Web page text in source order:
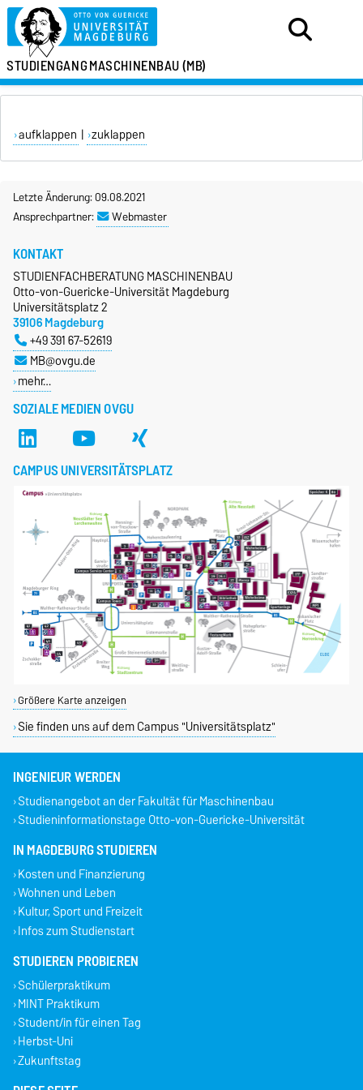
STUDIENGANGMASCHINENBAU (MB)
aufklappen | zuklappen
Letzte Änderung: 09.08.2021
Ansprechpartner:
Webmaster
SOZIALE MEDIEN OVGU
KONTAKT
STUDIENFACHBERATUNG MASCHINENBAU
Otto-von-Guericke-Universität Magdeburg
Universitätsplatz 2
39106 Magdeburg
+49 391 67-52619
MB@ovgu.de
mehr…
CAMPUS UNIVERSITÄTSPLATZ
Größere Karte anzeigen
Sie finden uns auf dem Campus "Universitätsplatz"
INGENIEUR WERDEN
Studienangebot an der Fakultät für Maschinenbau
Studieninformationstage Otto-von-Guericke-Universität
IN MAGDEBURG STUDIEREN
Kosten und Finanzierung
Wohnen und Leben
Kultur, Sport und Freizeit
Infos zum Studienstart
STUDIEREN PROBIEREN
Schülerpraktikum
MINT Praktikum
Student/in für einen Tag
Herbst-Uni
Zukunftstag